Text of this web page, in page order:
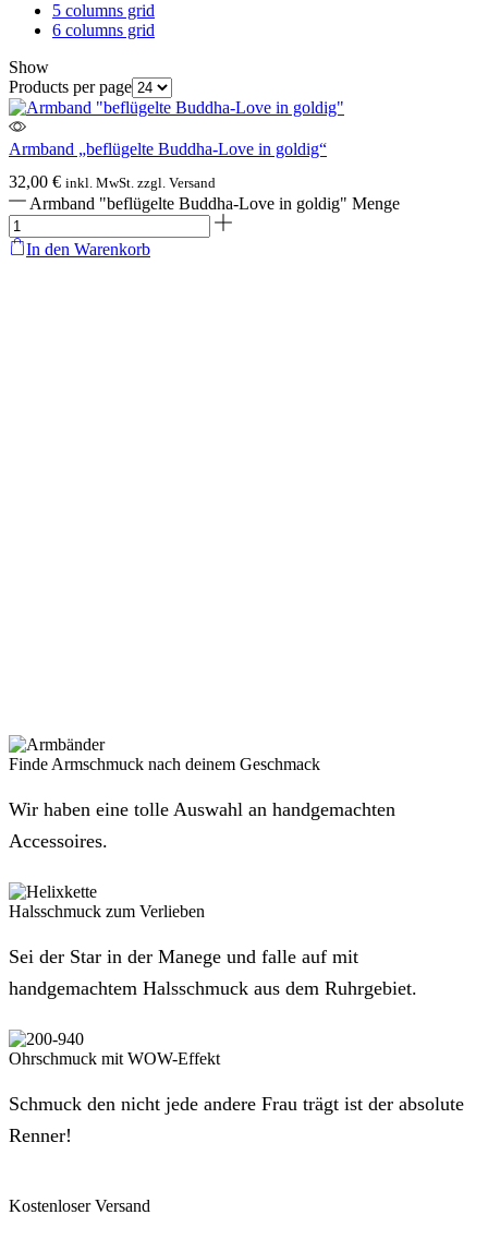
5 columns grid
6 columns grid
Show
Products per page
Armband „beflügelte Buddha-Love in goldig“
32,00 € inkl. MwSt. zzgl. Versand
Armband "beflügelte Buddha-Love in goldig" Menge
In den Warenkorb
Finde Armschmuck nach deinem Geschmack
Wir haben eine tolle Auswahl an handgemachten
Accessoires.
Halsschmuck zum Verlieben
Sei der Star in der Manege und falle auf mit
handgemachtem Halsschmuck aus dem Ruhrgebiet.
Ohrschmuck mit WOW-Effekt
Schmuck den nicht jede andere Frau trägt ist der absolute
Renner!
Kostenloser Versand